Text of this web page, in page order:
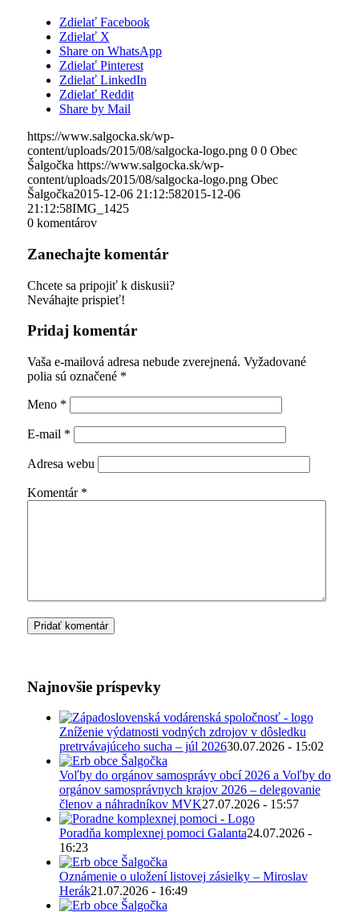
Zdielať Facebook
Zdielať X
Share on WhatsApp
Zdielať Pinterest
Zdielať LinkedIn
Zdielať Reddit
Share by Mail
https://www.salgocka.sk/wp-
content/uploads/2015/08/salgocka-logo.png 0 0 Obec
Šalgočka https://www.salgocka.sk/wp-
content/uploads/2015/08/salgocka-logo.png Obec
Šalgočka2015-12-06 21:12:582015-12-06
21:12:58IMG_1425
0 komentárov
Zanechajte komentár
Chcete sa pripojiť k diskusii?
Neváhajte prispieť!
Pridaj komentár
Vaša e-mailová adresa nebude zverejnená. Vyžadované
polia sú označené *
Meno *
E-mail *
Adresa webu
Komentár *
Najnovšie príspevky
Zníženie výdatnosti vodných zdrojov v dôsledku
pretrvávajúceho sucha – júl 202630.07.2026 - 15:02
Voľby do orgánov samosprávy obcí 2026 a Voľby do
orgánov samosprávnych krajov 2026 – delegovanie
členov a náhradníkov MVK27.07.2026 - 15:57
Poradňa komplexnej pomoci Galanta24.07.2026 -
16:23
Oznámenie o uložení listovej zásielky – Miroslav
Herák21.07.2026 - 16:49